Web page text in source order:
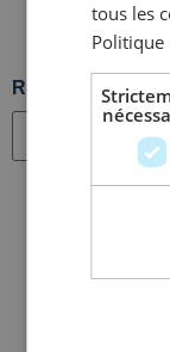
Rechercher dans
tous les
Politique